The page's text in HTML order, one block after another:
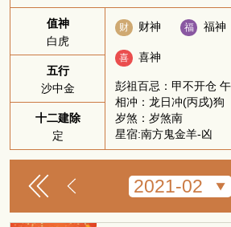
值神
白虎
五行
沙中金
十二建除
定
财 财神 福 福神
喜 喜神
相冲：龙日冲(丙戌)狗
岁煞：岁煞南
星宿:南方鬼金羊-凶